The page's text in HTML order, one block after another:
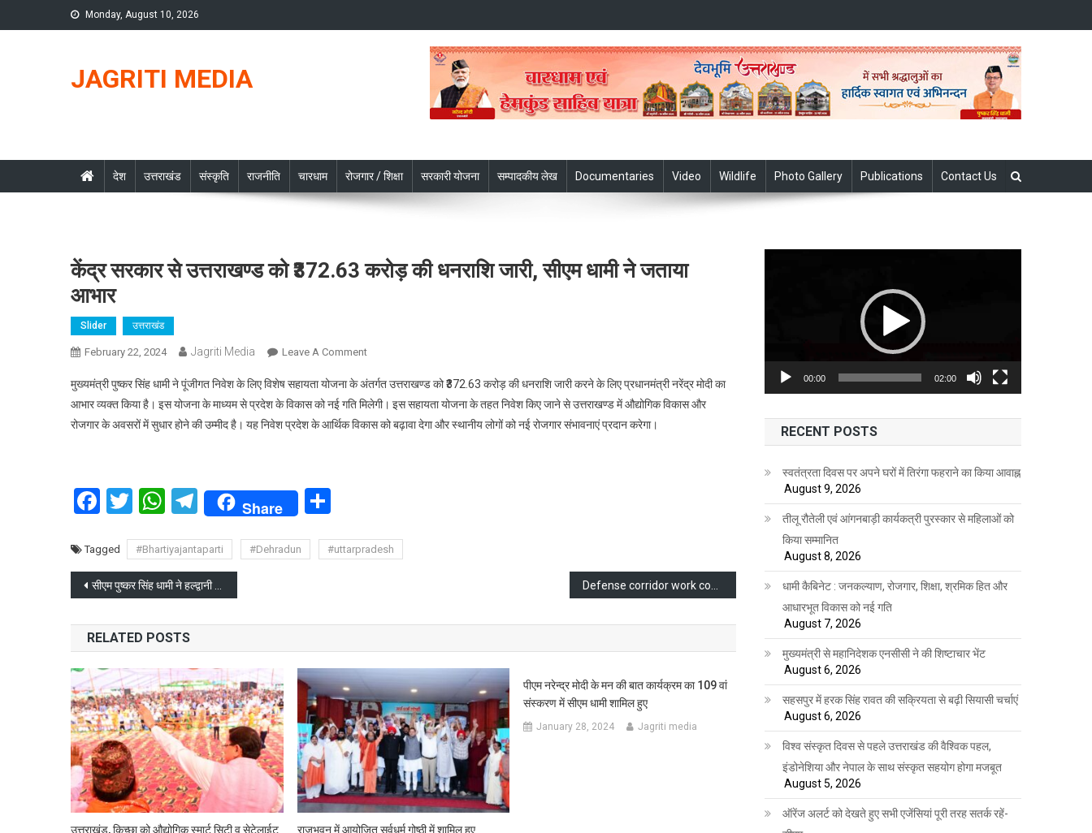
to
Monday, August 10, 2026
JAGRITI MEDIA
देश उत्तराखंड संस्कृति राजनीति चारधाम रोजगार / शिक्षा सरकारी योजना सम्पादकीय लेख Documentaries Video Wildlife Photo Gallery Publications Contact Us
केंद्र सरकार से उत्तराखण्ड को ₹372.63 करोड़ की धनराशि जारी, सीएम धामी ने जताया
आभार
Slider उत्तराखंड
February 22, 2024 Jagriti Media Leave A CommentOn
सरकार
से
उत्तराखण्ड
जारी,
सीएम
मुख्यमंत्री पुष्कर सिंह धामी ने पूंजीगत निवेश के लिए विशेष सहायता योजना के अंतर्गत उत्तराखण्ड को ₹372.63 करोड़ की धनराशि जारी करने के लिए प्रधानमंत्री नरेंद्र मोदी का
आभार व्यक्त किया है। इस योजना के माध्यम से प्रदेश के विकास को नई गति मिलेगी। इस सहायता योजना के तहत निवेश किए जाने से उत्तराखण्ड में औद्योगिक विकास और
रोजगार के अवसरों में सुधार होने की उम्मीद है। यह निवेश प्रदेश के आर्थिक विकास को बढ़ावा देगा और स्थानीय लोगों को नई रोजगार संभावनाएं प्रदान करेगा।
Facebook
Twitter
WhatsApp
Telegram
Share
Tagged #Bhartiyajantaparti #Dehradun #uttarpradesh
Post
navigation
सीएम पुष्कर सिंह धामी ने हल्द्वानी से मुनस्यारी, पिथौरागढ़, चम्पावत के लिए हेली सेवा का शुभारम्भ किया
RELATED POSTS
उत्तराखंड, किच्छा को औद्योगिक स्मार्ट सिटी व सेटेलाईट
राजभवन में आयोजित सर्वधर्म गोष्ठी में शामिल हुए
पीएम नरेन्द्र मोदी के मन की बात कार्यक्रम का 109 वां
संस्करण में सीएम धामी शामिल हुए
January 28, 2024 Jagriti media
00:00 02:00
RECENT POSTS
स्वतंत्रता दिवस पर अपने घरों में तिरंगा फहराने का किया आवाह्न
August 9, 2026
तीलू रौतेली एवं आंगनबाड़ी कार्यकत्री पुरस्कार से महिलाओं को
किया सम्मानित
August 8, 2026
धामी कैबिनेट : जनकल्याण, रोजगार, शिक्षा, श्रमिक हित और
आधारभूत विकास को नई गति
August 7, 2026
मुख्यमंत्री से महानिदेशक एनसीसी ने की शिष्टाचार भेंट
August 6, 2026
सहसपुर में हरक सिंह रावत की सक्रियता से बढ़ी सियासी चर्चाएं
August 6, 2026
विश्व संस्कृत दिवस से पहले उत्तराखंड की वैश्विक पहल,
इंडोनेशिया और नेपाल के साथ संस्कृत सहयोग होगा मजबूत
August 5, 2026
ऑरेंज अलर्ट को देखते हुए सभी एजेंसियां पूरी तरह सतर्क रहें-